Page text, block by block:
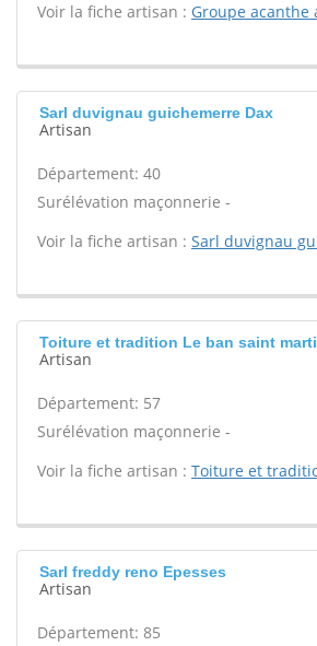
Voir la fiche artisan : Groupe acanthe
Sarl duvignau guichemerre Dax
Artisan
Département: 40
Surélévation maçonnerie -
Voir la fiche artisan : Sarl duvignau
Toiture et tradition Le ban saint
Artisan
Département: 57
Surélévation maçonnerie -
Voir la fiche artisan : Toiture et
Sarl freddy reno Epesses
Artisan
Département: 85